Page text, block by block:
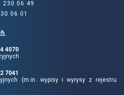
230 06 49
06 01
4070
7041
(m.in. wypisy i wyrysy z rejestru